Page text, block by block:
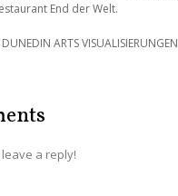
End der Welt.
ARTS VISUALISIERUNGEN
a reply!